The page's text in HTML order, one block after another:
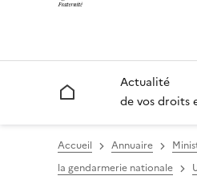
Accueil
Actualité
de vos droits
Accueil Annuaire
la gendarmerie nationale